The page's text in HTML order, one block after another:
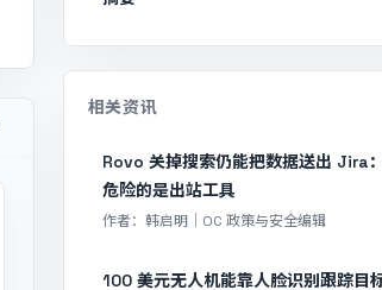
相关资讯
Rovo 关掉搜索仍能把数据送出 Jira
危险的是出站工具
作者：韩启明｜OC 政策与安全编辑
100 美元无人机能靠人脸识别跟踪目